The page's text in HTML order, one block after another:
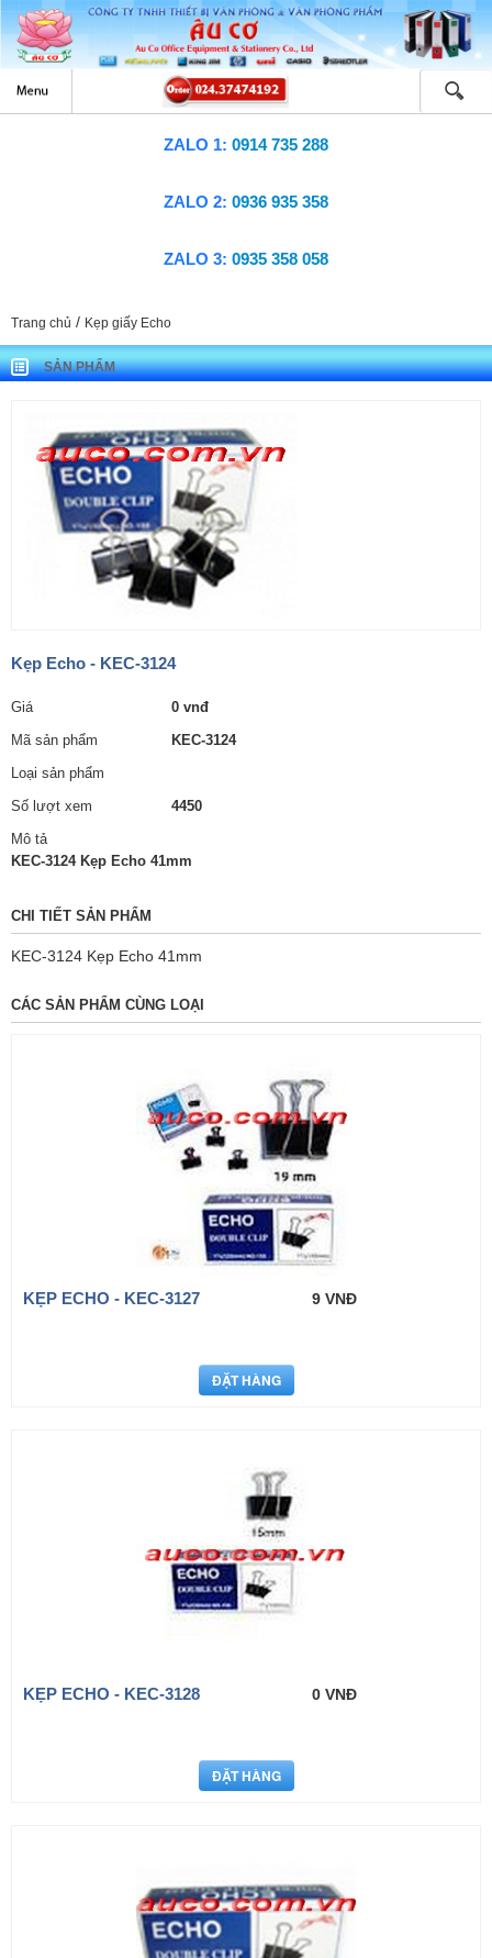
ZALO 1: 0914 735 288
ZALO 2: 0936 935 358
ZALO 3: 0935 358 058
Trang chủ / Kẹp giấy Echo
SẢN PHẨM
Kẹp Echo - KEC-3124
Giá
0 vnđ
Mã sản phẩm
KEC-3124
Loại sản phẩm
Số lượt xem
4450
Mô tả
KEC-3124 Kẹp Echo 41mm
CHI TIẾT SẢN PHẨM
KEC-3124 Kẹp Echo 41mm
CÁC SẢN PHẨM CÙNG LOẠI
KẸP ECHO - KEC-3127 9 VNĐ
KẸP ECHO - KEC-3128 0 VNĐ